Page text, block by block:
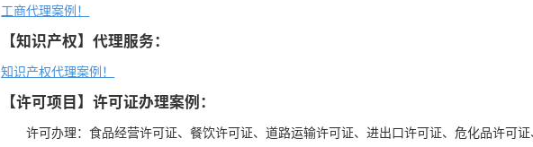
工商代理案例！
【知识产权】代理服务：
知识产权代理案例！
【许可项目】许可证办理案例：
许可办理：食品经营许可证、餐饮许可证、道路运输许可证、进出口许可证、危化品许可